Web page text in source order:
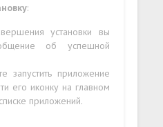
:
установки вы
об успешной
запустить приложение
его иконку на главном
приложений.